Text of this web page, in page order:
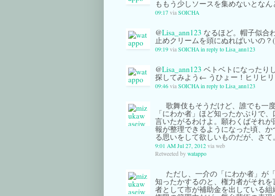
ももう少しソースを集めないとなん
09:17 via SOICHA
@Lisa_ann123 なるほど。帽子似合
止めクリームを頭にぬればいいの？
09:19 via SOICHA in reply to Lisa_ann123
@Lisa_ann123 ベトベトになったり
探してみよう← うひょー！ヒリヒリ
09:46 via SOICHA in reply to Lisa_ann123
歌舞伎もそうだけど、誰でも一
「にわか者」ほど知ったかぶりで
言いたがるわけよ。願わくばそれ
報が整理できるようになった頃、
る思いをして欲しいものだが、さて。
9:01 AM Jul 27, 2012 via web
Retweeted by watappo
ただし、一介の「にわか者」が
知ったかするのと、権力者がそれ
者として市が補助金を出している